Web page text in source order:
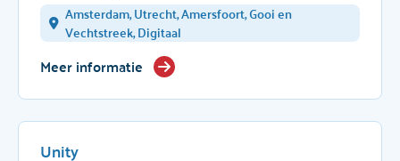
Amsterdam, Utrecht, Amersfoort, Gooi en
Vechtstreek, Digitaal
Meer informatie
Unity